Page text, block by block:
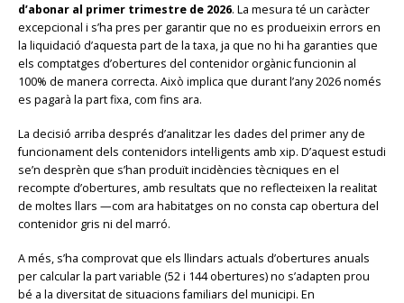
d’abonar al primer trimestre de 2026. La mesura té un caràcter
excepcional i s’ha pres per garantir que no es produeixin errors en
la liquidació d’aquesta part de la taxa, ja que no hi ha garanties que
els comptatges d’obertures del contenidor orgànic funcionin al
100% de manera correcta. Això implica que durant l’any 2026 només
es pagarà la part fixa, com fins ara.
La decisió arriba després d’analitzar les dades del primer any de
funcionament dels contenidors intel·ligents amb xip. D’aquest estudi
se’n desprèn que s’han produït incidències tècniques en el
recompte d’obertures, amb resultats que no reflecteixen la realitat
de moltes llars —com ara habitatges on no consta cap obertura del
contenidor gris ni del marró.
A més, s’ha comprovat que els llindars actuals d’obertures anuals
per calcular la part variable (52 i 144 obertures) no s’adapten prou
bé a la diversitat de situacions familiars del municipi. En